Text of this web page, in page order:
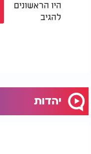
היו הראשונים
להגיב
יהדות